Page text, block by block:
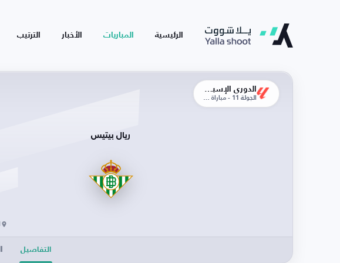
الرئيسية المباريات الأخبار الترتيب
الجولة 11 - مباراة الذهاب
ريال بيتيس
التفاصيل